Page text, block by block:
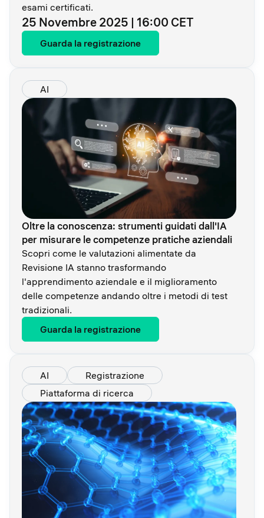
esami certificati.
25 Novembre 2025 | 16:00 CET
Guarda la registrazione
AI
Oltre la conoscenza: strumenti guidati dall'IA
per misurare le competenze pratiche aziendali
Scopri come le valutazioni alimentate da
Revisione IA stanno trasformando
l'apprendimento aziendale e il miglioramento
delle competenze andando oltre i metodi di test
tradizionali.
Guarda la registrazione
AI
Registrazione
Piattaforma di ricerca